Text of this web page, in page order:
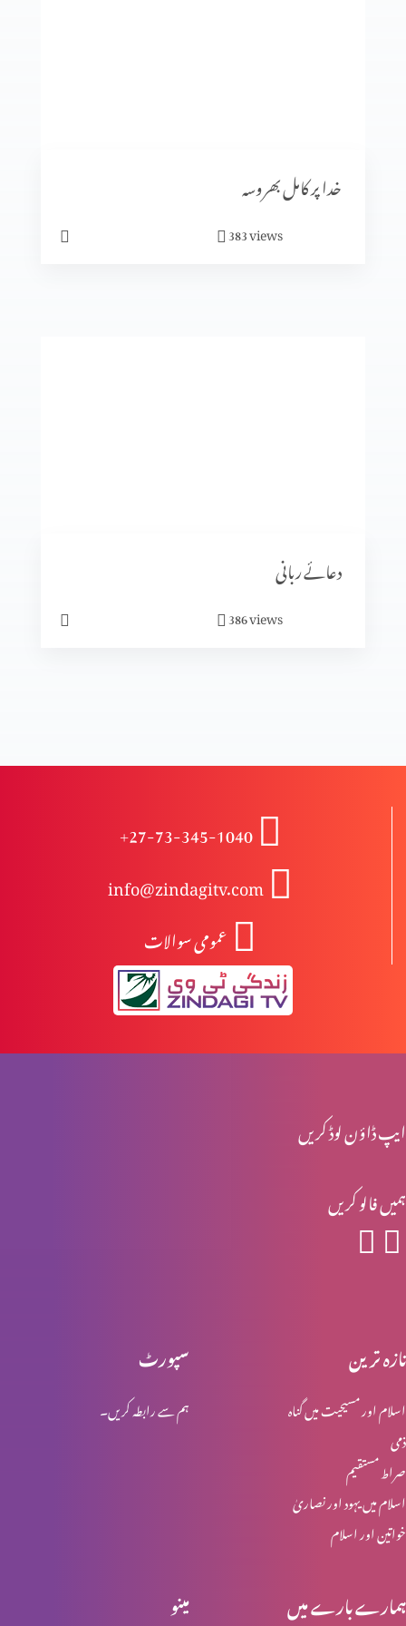
یسوع کی الوہیت کا ظاہر ہونا (حصہ 2)
کرسمس کیوں ہے؟
تجسم المسیح (حصہ 1)
یسوع مسیح کا مرُدوں میں سے جی اٹھانا
یسوع مسیح کی گرفتاری اور عدالت
خدا پر کامل بھروسہ
383views
دعائے ربانی
386views
+27-73-345-1040
info@zindagitv.com
عمومی سوالات
ایپ ڈاؤن لوڈ کریں
ہمیں فالو کریں
سپورٹ
ہم سے رابطہ کریں۔
تازہ ترین
اسلام اور مسیحیت میں گناہ
ذمی
صراط مستقیم
اسلام میں یہود اور نصاریٰ
خواتین اور اسلام
مینو ہمارے بارے میں